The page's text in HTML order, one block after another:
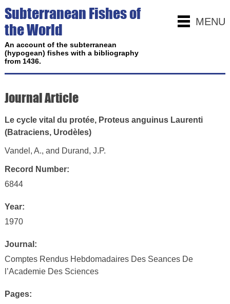
MENU
Subterranean Fishes of
the World
An account of the subterranean
(hypogean) fishes with a bibliography
from 1436.
Journal Article
Le cycle vital du protée, Proteus anguinus Laurenti
(Batraciens, Urodèles)
Vandel, A., and Durand, J.P.
Record Number:
6844
Year:
1970
Journal:
Comptes Rendus Hebdomadaires Des Seances De
l’Academie Des Sciences
Pages: